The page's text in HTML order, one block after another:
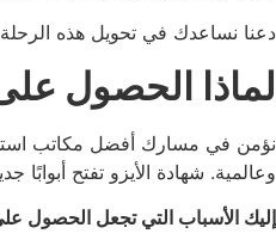
دعنا نساعدك في تحويل هذه
لماذا الحصول
وعالمية. شهادة الأيزو تفتح
إليك الأسباب التي تجعل الحصول